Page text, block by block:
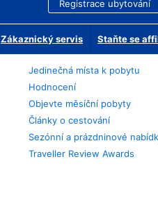
Registrace ubytování
Zákaznický servis Staňte se
Jedinečná místa k pobytu
Hodnocení
Objevte měsíční pobyty
Články o cestování
Sezónní a prázdninové
Traveller Review Awards